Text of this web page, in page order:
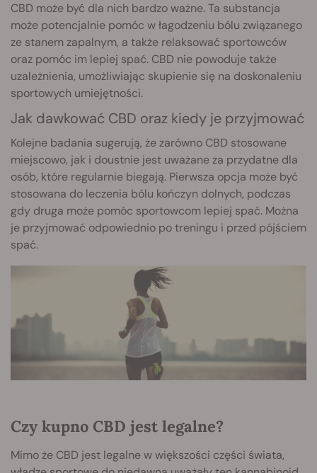
CBD może być dla nich bardzo ważne. Ta substancja
może potencjalnie pomóc w łagodzeniu bólu związanego
ze stanem zapalnym, a także relaksować sportowców
oraz pomóc im lepiej spać. CBD nie powoduje także
uzależnienia, umożliwiając skupienie się na doskonaleniu
sportowych umiejętności.
Jak dawkować CBD oraz kiedy je przyjmować
Kolejne badania sugerują, że zarówno CBD stosowane
miejscowo, jak i doustnie jest uważane za przydatne dla
osób, które regularnie biegają. Pierwsza opcja może być
stosowana do leczenia bólu kończyn dolnych, podczas
gdy druga może pomóc sportowcom lepiej spać. Można
je przyjmować odpowiednio po treningu i przed pójściem
spać.
Czy kupno CBD jest legalne?
Mimo że CBD jest legalne w większości części świata,